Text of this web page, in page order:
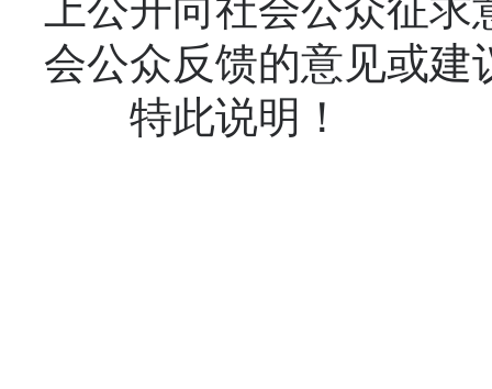
会公众反馈的意见或建
特此说明！